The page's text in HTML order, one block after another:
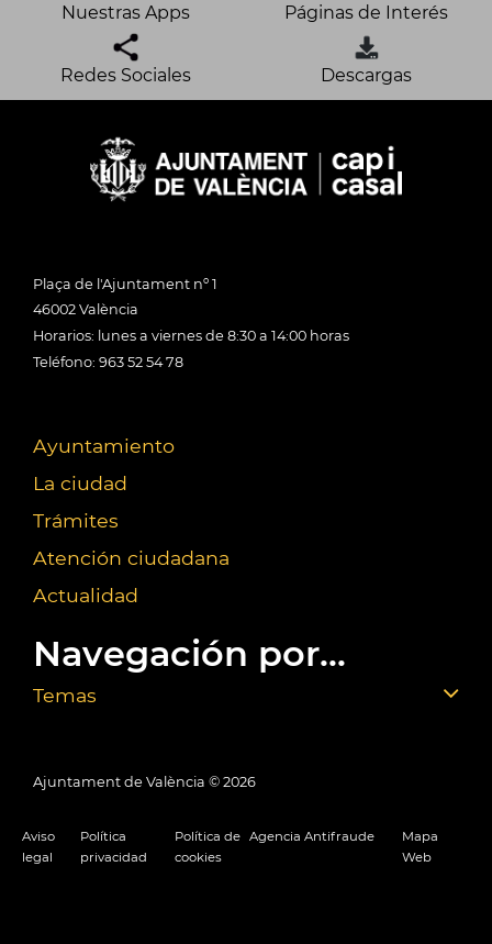
Nuestras Apps Páginas de Interés
Redes Sociales Descargas
Plaça de l'Ajuntament nº 1
46002 València
Horarios: lunes a viernes de 8:30 a 14:00 horas
Teléfono: 963 52 54 78
Ayuntamiento
La ciudad
Trámites
Atención ciudadana
Actualidad
Navegación por...
Temas
Ajuntament de València © 2026
Aviso
legal
Política
privacidad
Política de
cookies
Agencia Antifraude
Mapa
Web